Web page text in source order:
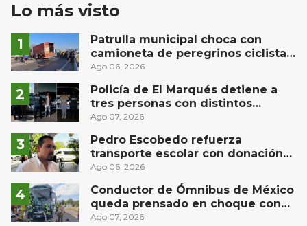
Lo más visto
Patrulla municipal choca con
camioneta de peregrinos ciclistas
en la autopista México-Querétaro
Ago 06, 2026
Policía de El Marqués detiene a
tres personas con distintos
narcóticos
Ago 07, 2026
Pedro Escobedo refuerza
transporte escolar con donación
de camión de Flecha Amarilla para
Ago 06, 2026
Conductor de Ómnibus de México
queda prensado en choque con
materialista en San Juan del Río
Ago 07, 2026